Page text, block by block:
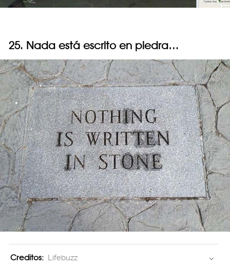
25. Nada está escrito en piedra…
Creditos: Lifebuzz